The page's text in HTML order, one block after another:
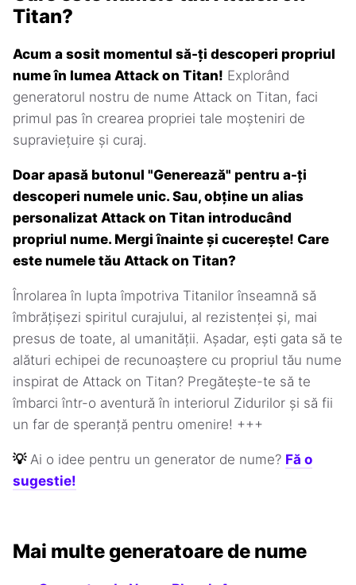
Titan?
Acum a sosit momentul să-ți descoperi propriul
nume în lumea Attack on Titan! Explorând
generatorul nostru de nume Attack on Titan, faci
primul pas în crearea propriei tale moșteniri de
supraviețuire și curaj.
Doar apasă butonul "Generează" pentru a-ți
descoperi numele unic. Sau, obține un alias
personalizat Attack on Titan introducând
propriul nume. Mergi înainte și cucerește! Care
este numele tău Attack on Titan?
Înrolarea în lupta împotriva Titanilor înseamnă să
îmbrățișezi spiritul curajului, al rezistenței și, mai
presus de toate, al umanității. Așadar, ești gata să te
alături echipei de recunoaștere cu propriul tău nume
inspirat de Attack on Titan? Pregătește-te să te
îmbarci într-o aventură în interiorul Zidurilor și să fii
un far de speranță pentru omenire! +++
💡 Ai o idee pentru un generator de nume? Fă o
sugestie!
Mai multe generatoare de nume